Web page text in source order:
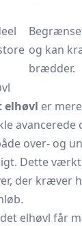
og kan
brædder.
elhøvl er
avancerede
over- og
Dette
der kræver
elhøvl får